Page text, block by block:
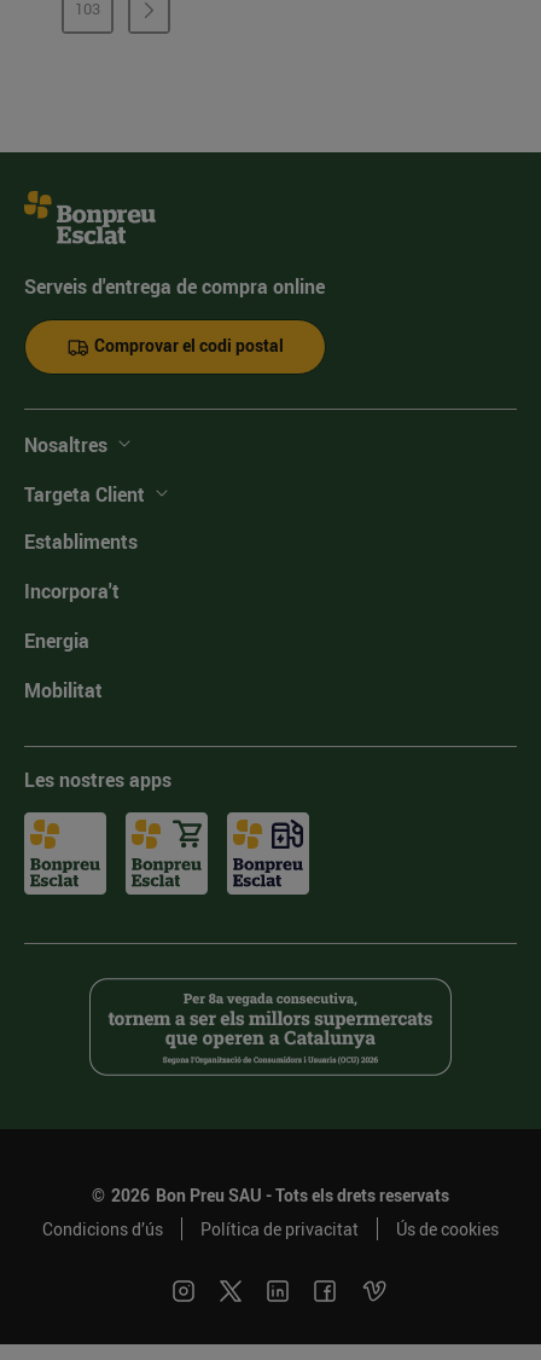
PÀGINA
103
Serveis d'entrega de compra online
Comprovar el codi postal
Nosaltres
Targeta Client
Establiments
Incorpora't
Energia
Mobilitat
Les nostres apps
© 2026 Bon Preu SAU - Tots els drets reservats
Condicions d’ús
Política de privacitat Ús de cookies